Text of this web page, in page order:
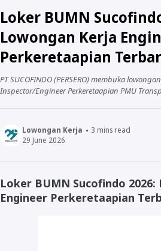
Lulusan D3
Lulusan S2
Loker BUMN
Lowongan Kerja
Perkeretaapian
PT SUCOFINDO (PERSERO) membuka
Inspector/Engineer Perkeretaapian PMU
Lowongan Kerja 3 mins read
29 June 2026
Loker BUMN Sucofindo
Engineer Perkeretaapian